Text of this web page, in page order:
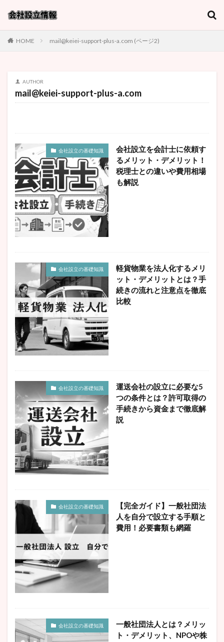
HOME mail@keiei-support-plus-a.com (ページ2)
AUTHOR
mail@keiei-support-plus-a.com
会社設立の基礎知識
会社設立を会計士に依頼す
るメリット・デメリット！
税理士との違いや費用相場
も解説
会社設立の基礎知識
軽貨物業を法人化するメリ
ット・デメリットとは？手
続きの流れと注意点を徹底
比較
会社設立の基礎知識
運送会社の設立に必要な5
つの条件とは？許可取得の
手続きから資金まで徹底解
説
会社設立の基礎知識
【完全ガイド】一般社団法
人を自分で設立する手順と
費用！必要書類も網羅
会社設立の基礎知識
一般社団法人とは？メリッ
ト・デメリット、NPOや株
タグ
マイクロ法人
メリット
ランニングコスト
一人
一人で会社設立 一人親方
一般社団法人
不動産
丸投げ費用
事業目的の書き方
人材派遣会社
代表取締役等住所非表示措置
会社設立
会計士 個人事業主
収入無し
合同会社
実家
年収 年収500万円 弁護士
役員
後悔
最低資本金 有限会社 東京
株価
株式会社
業務執行役員 横浜
法人
法人化 法人成り
流れ
消費税 消費税免除
現物出資
登記 登録免許税
縁起の良い日
自分で 自宅
見せ金
設立人数
設立条件
設立準備チェックリスト
賃貸
資本金 軽貨物業
検索